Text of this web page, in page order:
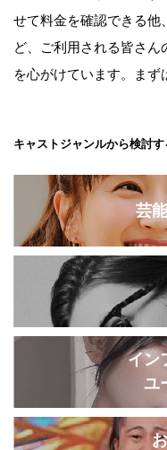
せて料金を確認できる他
ど、ご利用される皆さ
を心がけています。まず
キャストジャンルから検討す
芸
イン
ユ